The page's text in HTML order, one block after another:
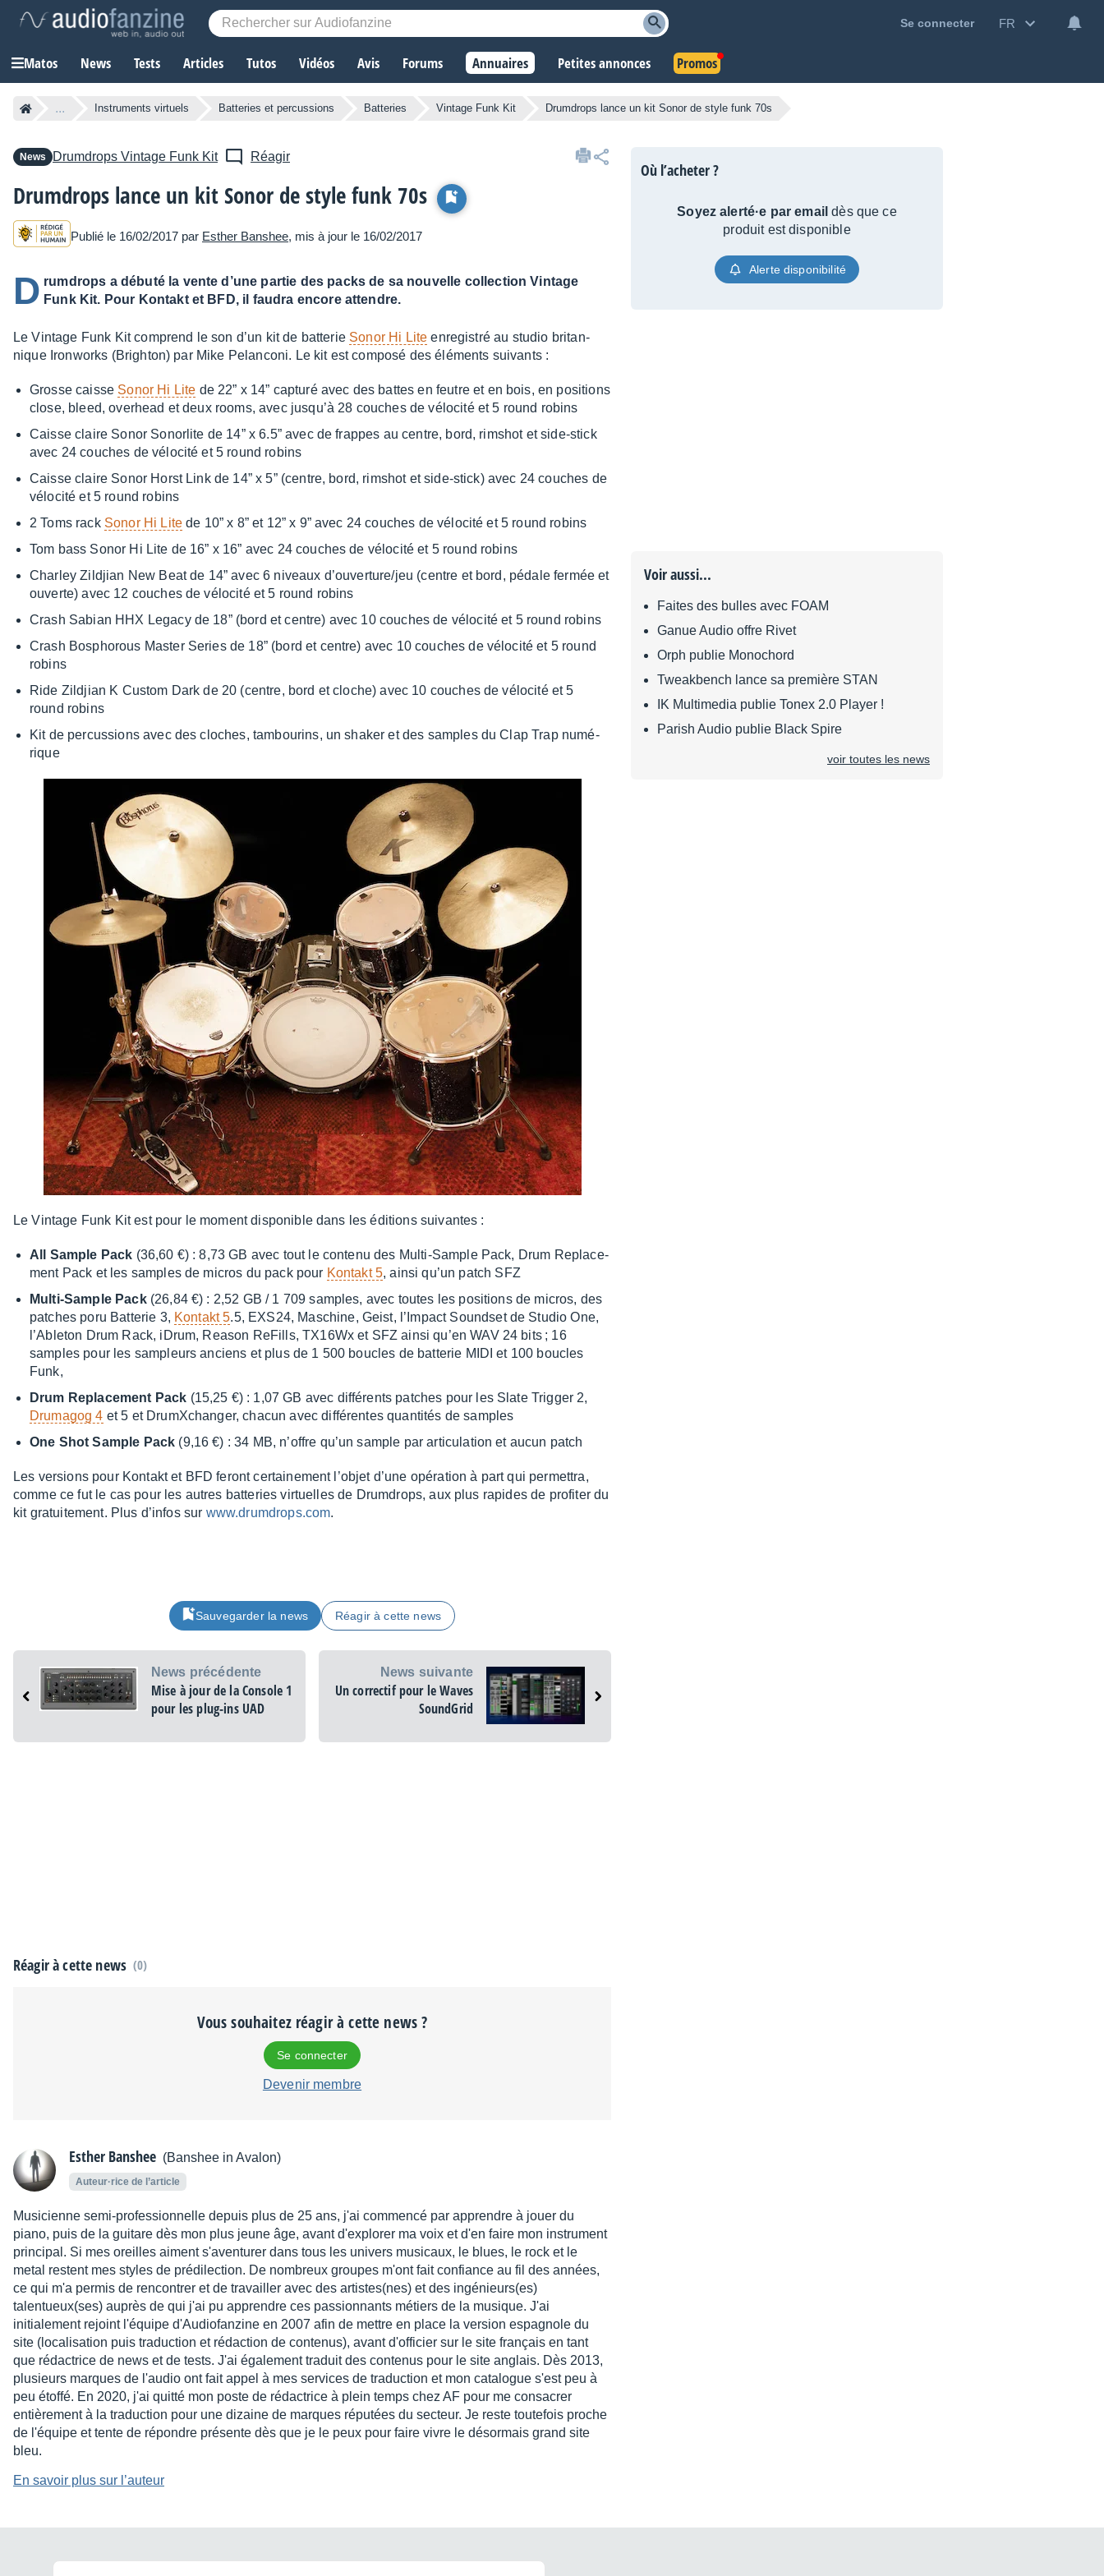
Se connecter FR
Matos News Tests Articles Tutos Vidéos Avis Forums Annuaires Petites annonces Promos
... Instruments virtuels Batteries et percussions Batteries Vintage Funk Kit Drumdrops lance un kit Sonor de style funk 70s
News Drumdrops Vintage Funk Kit Réagir
Drumdrops lance un kit Sonor de style funk 70s
Publié le 16/02/2017 par Esther Banshee, mis à jour le 16/02/2017
D rumdrops a débuté la vente d’une partie des packs de sa nouvelle collection Vintage
Funk Kit. Pour Kontakt et BFD, il faudra encore attendre.
Le Vintage Funk Kit comprend le son d’un kit de batte­rie Sonor Hi Lite enre­gis­tré au studio britan­
nique Iron­works (Brigh­ton) par Mike Pelan­coni. Le kit est composé des éléments suivants :
Grosse caisse Sonor Hi Lite de 22” x 14” capturé avec des battes en feutre et en bois, en posi­tions
close, bleed, overhead et deux rooms, avec jusqu’à 28 couches de vélo­cité et 5 round robins
Caisse claire Sonor Sonor­lite de 14” x 6.5” avec de frappes au centre, bord, rimshot et side-stick
avec 24 couches de vélo­cité et 5 round robins
Caisse claire Sonor Horst Link de 14” x 5” (centre, bord, rimshot et side-stick) avec 24 couches de
vélo­cité et 5 round robins
2 Toms rack Sonor Hi Lite de 10” x 8” et 12” x 9” avec 24 couches de vélo­cité et 5 round robins
Tom bass Sonor Hi Lite de 16” x 16” avec 24 couches de vélo­cité et 5 round robins
Char­ley Zildjian New Beat de 14” avec 6 niveaux d’ou­ver­ture/jeu (centre et bord, pédale fermée et
ouverte) avec 12 couches de vélo­cité et 5 round robins
Crash Sabian HHX Legacy de 18” (bord et centre) avec 10 couches de vélo­cité et 5 round robins
Crash Bospho­rous Master Series de 18” (bord et centre) avec 10 couches de vélo­cité et 5 round
robins
Ride Zildjian K Custom Dark de 20 (centre, bord et cloche) avec 10 couches de vélo­cité et 5
round robins
Kit de percus­sions avec des cloches, tambou­rins, un shaker et des samples du Clap Trap numé­
rique
Le Vintage Funk Kit est pour le moment dispo­nible dans les éditions suivantes :
All Sample Pack (36,60 €) : 8,73 GB avec tout le contenu des Multi-Sample Pack, Drum Repla­ce­
ment Pack et les samples de micros du pack pour Kontakt 5, ainsi qu’un patch SFZ
Multi-Sample Pack(26,84 €) : 2,52 GB / 1 709 samples, avec toutes les posi­tions de micros, des
patches poru Batte­rie 3, Kontakt 5.5, EXS24, Maschine, Geist, l’Im­pact Sound­set de Studio One,
l’Able­ton Drum Rack, iDrum, Reason ReFills, TX16Wx et SFZ ainsi qu’en WAV 24 bits ; 16
samples pour les sampleurs anciens et plus de 1 500 boucles de batte­rie MIDI et 100 boucles
Funk,
Drum Repla­ce­ment Pack (15,25 €) : 1,07 GB avec diffé­rents patches pour les Slate Trig­ger 2,
Druma­gog 4 et 5 et DrumX­chan­ger, chacun avec diffé­rentes quan­ti­tés de samples
One Shot Sample Pack (9,16 €) : 34 MB, n’offre qu’un sample par arti­cu­la­tion et aucun patch
Les versions pour Kontakt et BFD feront certai­ne­ment l’objet d’une opéra­tion à part qui permet­tra,
comme ce fut le cas pour les autres batte­ries virtuelles de Drum­drops, aux plus rapides de profi­ter du
kit gratui­te­ment. Plus d’in­fos sur www.drum­drops.com.
Sauvegarder la news Réagir à cette news
News précédente
Mise à jour de la Console 1
pour les plug-ins UAD
News suivante
Un correctif pour le Waves
SoundGrid
Réagir à cette news (0)
Vous souhaitez réagir à cette news ?
Se connecter
Devenir membre
Esther Banshee (Banshee in Avalon)
Auteur·rice de l’article
Musicienne semi-professionnelle depuis plus de 25 ans, j'ai commencé par apprendre à jouer du
piano, puis de la guitare dès mon plus jeune âge, avant d'explorer ma voix et d'en faire mon instrument
principal. Si mes oreilles aiment s'aventurer dans tous les univers musicaux, le blues, le rock et le
metal restent mes styles de prédilection. De nombreux groupes m'ont fait confiance au fil des années,
ce qui m'a permis de rencontrer et de travailler avec des artistes(nes) et des ingénieurs(es)
talentueux(ses) auprès de qui j'ai pu apprendre ces passionnants métiers de la musique. J'ai
initialement rejoint l'équipe d'Audiofanzine en 2007 afin de mettre en place la version espagnole du
site (localisation puis traduction et rédaction de contenus), avant d'officier sur le site français en tant
que rédactrice de news et de tests. J'ai également traduit des contenus pour le site anglais. Dès 2013,
plusieurs marques de l'audio ont fait appel à mes services de traduction et mon catalogue s'est peu à
peu étoffé. En 2020, j'ai quitté mon poste de rédactrice à plein temps chez AF pour me consacrer
entièrement à la traduction pour une dizaine de marques réputées du secteur. Je reste toutefois proche
de l'équipe et tente de répondre présente dès que je le peux pour faire vivre le désormais grand site
bleu.
En savoir plus sur l’auteur
Où l’acheter ?
Soyez alerté·e par email dès que ce
produit est disponible
Alerte disponibilité
Voir aussi...
Faites des bulles avec FOAM
Ganue Audio offre Rivet
Orph publie Monochord
Tweakbench lance sa première STAN
IK Multimedia publie Tonex 2.0 Player !
Parish Audio publie Black Spire
voir toutes les news